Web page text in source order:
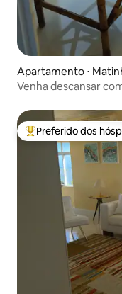
Apartamento ⋅
Venha descansar
Entre os melhores
Preferido dos